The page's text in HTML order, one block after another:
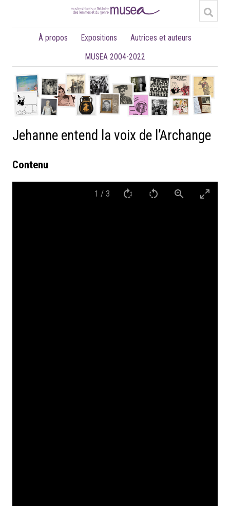
À propos Expositions
Autrices et auteurs
MUSEA 2004-2022
Jehanne entend la voix de l’Archange
Contenu
1 / 3